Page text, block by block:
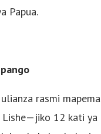
Papua.
rasmi
12 kati ya